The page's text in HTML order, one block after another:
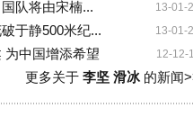
13-01-
队将由宋楠...
13-01-
于静500米纪...
12-12-
为中国增添希望
更多关于 李坚 滑冰的新闻